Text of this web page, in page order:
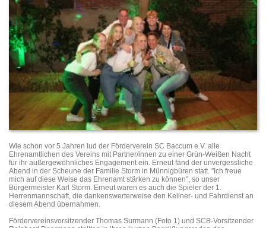
Wie schon vor 5 Jahren lud der Förderverein SC Baccum e.V. alle
Ehrenamtlichen des Vereins mit Partner/innen zu einer Grün-Weißen Nacht
für ihr außergewöhnliches Engagement ein. Erneut fand der unvergessliche
Abend in der Scheune der Familie Storm in Münnigbüren statt. "Ich freue
mich auf diese Weise das Ehrenamt stärken zu können", so unser
Bürgermeister Karl Storm. Erneut waren es auch die Spieler der 1.
Herrenmannschaft, die dankenswerterweise den Kellner- und Fahrdienst an
diesem Abend übernahmen.
Fördervereinsvorsitzender Thomas Surmann (Foto 1) und SCB-Vorsitzender